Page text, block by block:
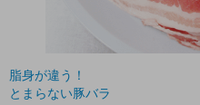
脂身が違う！
とまらない豚バラ